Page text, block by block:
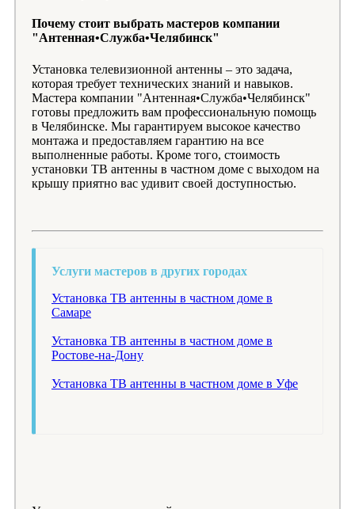
Почему стоит выбрать мастеров компании
"Антенная•Служба•Челябинск"
Установка телевизионной антенны – это задача,
которая требует технических знаний и навыков.
Мастера компании "Антенная•Служба•Челябинск"
готовы предложить вам профессиональную помощь
в Челябинске. Мы гарантируем высокое качество
монтажа и предоставляем гарантию на все
выполненные работы. Кроме того, стоимость
установки ТВ антенны в частном доме с выходом на
крышу приятно вас удивит своей доступностью.
Услуги мастеров в других городах
Установка ТВ антенны в частном доме в
Самаре
Установка ТВ антенны в частном доме в
Ростове-на-Дону
Установка ТВ антенны в частном доме в Уфе